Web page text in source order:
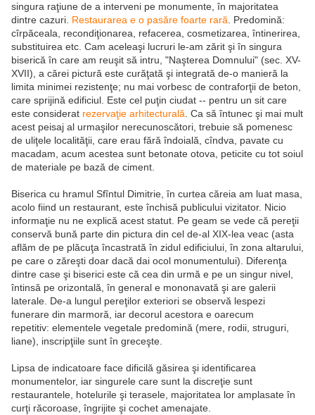
singura raţiune de a interveni pe monumente, în majoritatea
dintre cazuri. Restaurarea e o pasăre foarte rară . Predomină:
cîrpăceala, recondiţionarea, refacerea, cosmetizarea, întinerirea,
substituirea etc. Cam aceleaşi lucruri le-am zărit şi în singura
biserică în care am reuşit să intru, "Naşterea Domnului" (sec. XV-
XVII), a cărei pictură este curăţată şi integrată de-o manieră la
limita minimei rezistenţe; nu mai vorbesc de contraforţii de beton,
care sprijină edificiul. Este cel puţin ciudat -- pentru un sit care
este considerat rezervaţie arhitecturală . Ca să întunec şi mai mult
acest peisaj al urmaşilor nerecunoscători, trebuie să pomenesc
de uliţele localităţii, care erau fără îndoială, cîndva, pavate cu
macadam, acum acestea sunt betonate otova, peticite cu tot soiul
de materiale pe bază de ciment.
Biserica cu hramul Sfîntul Dimitrie, în curtea căreia am luat masa,
acolo fiind un restaurant, este închisă publicului vizitator. Nicio
informaţie nu ne explică acest statut. Pe geam se vede că pereţii
conservă bună parte din pictura din cel de-al XIX-lea veac (asta
aflăm de pe plăcuţa încastrată în zidul edificiului, în zona altarului,
pe care o zăreşti doar dacă dai ocol monumentului). Diferenţa
dintre case şi biserici este că cea din urmă e pe un singur nivel,
întinsă pe orizontală, în general e mononavată şi are galerii
laterale. De-a lungul pereţilor exteriori se observă lespezi
funerare din marmoră, iar decorul acestora e oarecum
repetitiv: elementele vegetale predomină (mere, rodii, struguri,
liane), inscripţiile sunt în greceşte.
Lipsa de indicatoare face dificilă găsirea şi identificarea
monumentelor, iar singurele care sunt la discreţie sunt
restaurantele, hotelurile şi terasele, majoritatea lor amplasate în
curţi răcoroase, îngrijite şi cochet amenajate.